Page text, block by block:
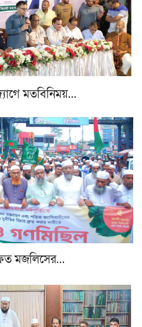
মতবিনিময়…
মজলিসের…